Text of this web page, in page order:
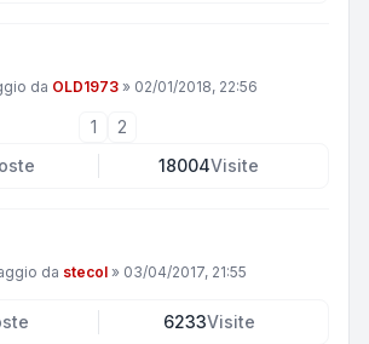
da OLD1973 » 02/01/2018, 22:56
1
2
18004Visite
da stecol » 03/04/2017, 21:55
6233Visite